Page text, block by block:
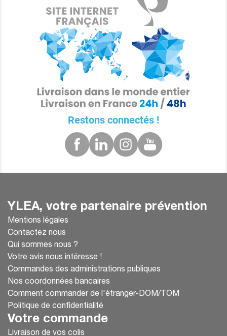
Restons connectés !
YLEA, votre partenaire prévention
Mentions légales
Contactez nous
Qui sommes nous ?
Votre avis nous intéresse !
Commandes des administrations publiques
Nos coordonnées bancaires
Comment commander de l'étranger-DOM/TOM
Politique de confidentialité
Votre commande
Livraison de vos colis